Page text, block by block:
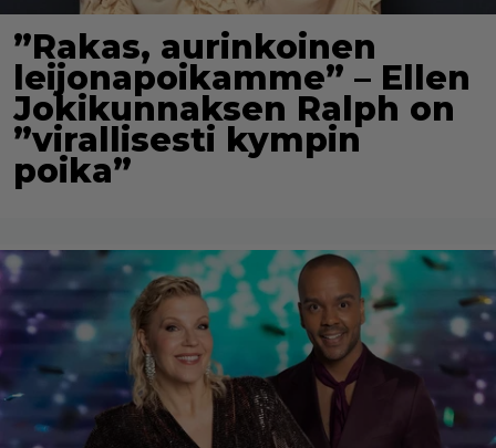
”Rakas, aurinkoinen
leijonapoikamme” – Ellen
Jokikunnaksen Ralph on
”virallisesti kympin
poika”